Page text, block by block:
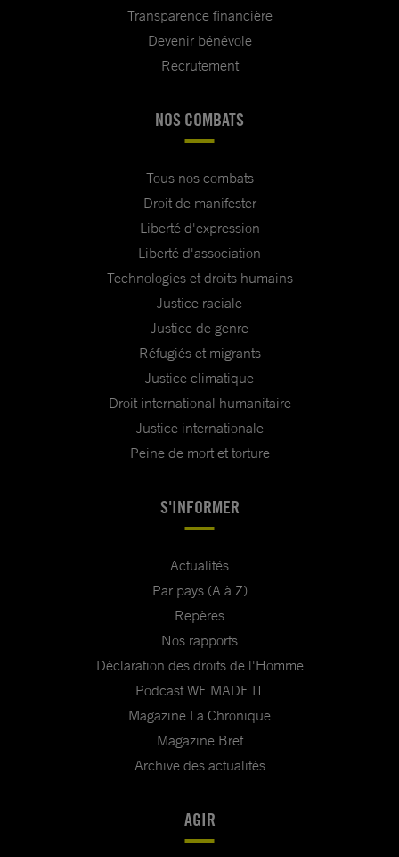
Transparence financière
Devenir bénévole
Recrutement
NOS COMBATS
Tous nos combats
Droit de manifester
Liberté d'expression
Liberté d'association
Technologies et droits humains
Justice raciale
Justice de genre
Réfugiés et migrants
Justice climatique
Droit international humanitaire
Justice internationale
Peine de mort et torture
S'INFORMER
Actualités
Par pays (A à Z)
Repères
Nos rapports
Déclaration des droits de l'Homme
Podcast WE MADE IT
Magazine La Chronique
Magazine Bref
Archive des actualités
AGIR